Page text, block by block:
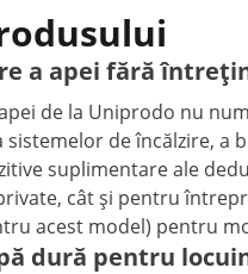
a apei fără
de la Uniprodo nu
de încălzire,
suplimentare ale
cât și pentru
acest model) pentru
dură pentru